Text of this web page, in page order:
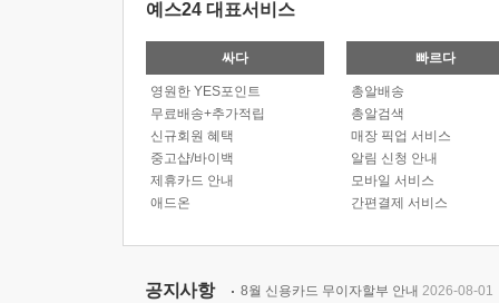
예스24 대표서비스
싸다
영원한 YES포인트
무료배송+추가적립
신규회원 혜택
중고샵/바이백
제휴카드 안내
애드온
빠르다
총알배송
총알검색
매장 픽업 서비스
알림 신청 안내
모바일 서비스
간편결제 서비스
공지사항 8월 신용카드 무이자할부 안내 2026-08-01